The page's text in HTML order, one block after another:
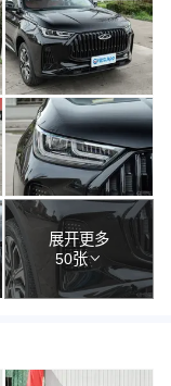
展开更多
50张